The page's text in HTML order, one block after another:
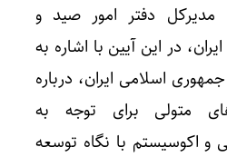
مدیرکل دفتر امور صید و
در این آیین با اشاره به
جمهوری اسلامی ایران، درباره
متولی برای توجه به
اکوسیستم با نگاه توسعه